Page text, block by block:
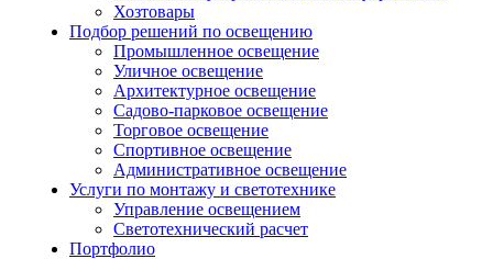
Хозтовары
Подбор решений по освещению
Промышленное освещение
Уличное освещение
Архитектурное освещение
Садово-парковое освещение
Торговое освещение
Спортивное освещение
Административное освещение
Услуги по монтажу и светотехнике
Управление освещением
Светотехнический расчет
Портфолио